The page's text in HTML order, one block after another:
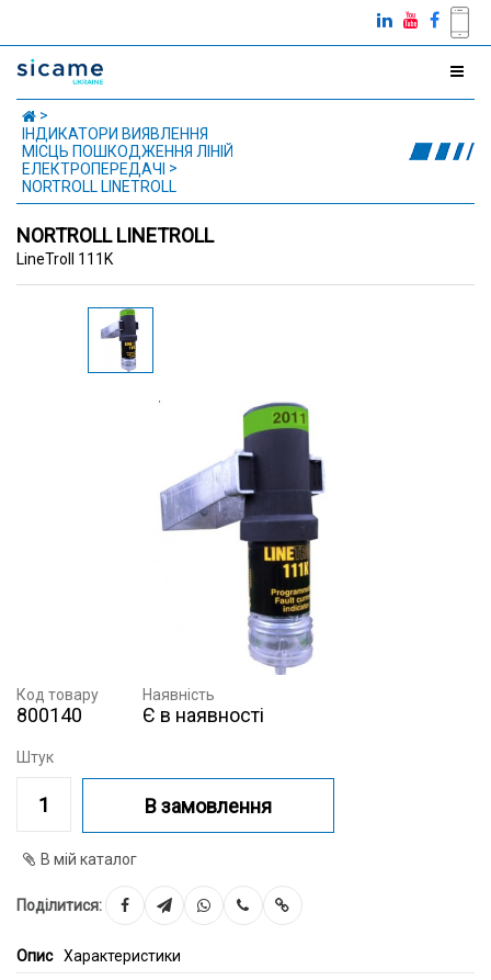
ІНДИКАТОРИ ВИЯВЛЕННЯ
МІСЦЬ ПОШКОДЖЕННЯ ЛІНІЙ
ЕЛЕКТРОПЕРЕДАЧІ
NORTROLL LINETROLL
NORTROLL LINETROLL
LineTroll 111K
Код товару
800140
Наявність
Є в наявності
Штук
В замовлення
В мій каталог
Поділитися:
Опис Характеристики